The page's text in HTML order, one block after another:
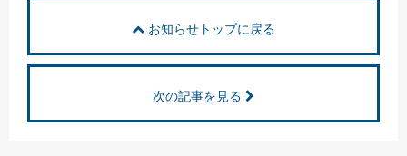
お知らせトップに戻る
次の記事を見る